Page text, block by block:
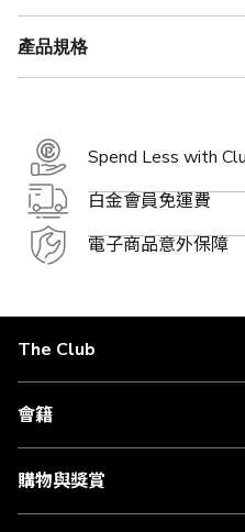
產品規格
Spend Less with
白金會員免運費
電子商品意外保障
The Club
關於 The Club
合作夥伴
媒體中心
會籍
會籍及專屬禮遇
賺取積分
購物與獎賞
物流與配送